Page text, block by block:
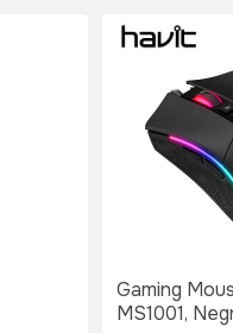
Gaming
MS1001,